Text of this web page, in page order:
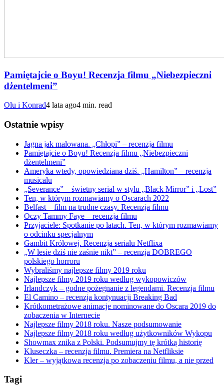
Pamiętajcie o Boyu! Recenzja filmu „Niebezpieczni
dżentelmeni”
Olu i Konrad4 lata ago4 min. read
Ostatnie wpisy
Jagna jak malowana. „Chłopi” – recenzja filmu
Pamiętajcie o Boyu! Recenzja filmu „Niebezpieczni
dżentelmeni”
Ameryka wtedy, opowiedziana dziś. „Hamilton” – recenzja
musicalu
„Severance” – świetny serial w stylu „Black Mirror” i „Lost”
Ten, w którym rozmawiamy o Oscarach 2022
Belfast – film na trudne czasy. Recenzja filmu
Oczy Tammy Faye – recenzja filmu
Przyjaciele: Spotkanie po latach. Ten, w którym rozmawiamy
o odcinku specjalnym
Gambit Królowej. Recenzja serialu Netflixa
„W lesie dziś nie zaśnie nikt” – recenzja DOBREGO
polskiego horroru
Wybraliśmy najlepsze filmy 2019 roku
Najlepsze filmy 2019 roku według wykopowiczów
Irlandczyk – godne pożegnanie z legendami. Recenzja filmu
El Camino – recenzja kontynuacji Breaking Bad
Krótkometrażowe animacje nominowane do Oscara 2019 do
zobaczenia w Internecie
Najlepsze filmy 2018 roku. Nasze podsumowanie
Najlepsze filmy 2018 roku według użytkowników Wykopu
Showmax znika z Polski. Podsumujmy tę krótką historię
Kluseczka – recenzja filmu. Premiera na Netfliksie
Kler – wyjątkowa recenzja po zobaczeniu filmu, a nie przed
Tagi